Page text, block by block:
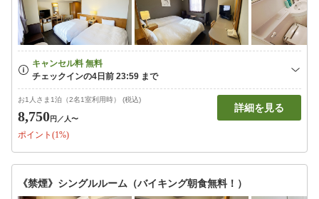
お1人さま1泊（2名1室利用時） (税込)
8,750円 ／人〜
ポイント(1%)
詳細を見る
《禁煙》シングルルーム（バイキング朝食無料！）